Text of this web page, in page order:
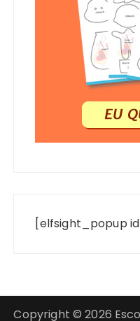
[elfsight_popup
Copyright © 2026